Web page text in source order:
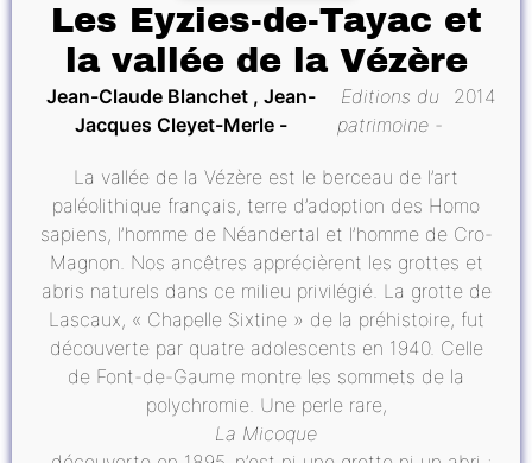
Les Eyzies-de-Tayac et
la vallée de la Vézère
Jean-Claude Blanchet , Jean-
Jacques Cleyet-Merle
Editions du
patrimoine
2014
La vallée de la Vézère est le berceau de l’art
paléolithique français, terre d’adoption des Homo
sapiens, l’homme de Néandertal et l’homme de Cro-
Magnon. Nos ancêtres apprécièrent les grottes et
abris naturels dans ce milieu privilégié. La grotte de
Lascaux, « Chapelle Sixtine » de la préhistoire, fut
découverte par quatre adolescents en 1940. Celle
de Font-de-Gaume montre les sommets de la
polychromie. Une perle rare,
La Micoque